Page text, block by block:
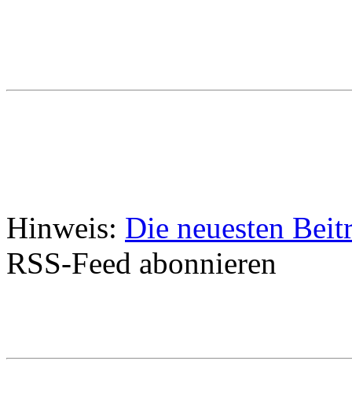
Hinweis: Die neuesten
RSS-Feed abonnieren